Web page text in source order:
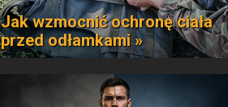
Jak wzmocnić ochronę ciała
przed odłamkami »